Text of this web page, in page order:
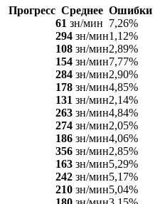
Прогресс Среднее Ошибки
61 зн/мин 7,26%
294 зн/мин1,12%
108 зн/мин2,89%
154 зн/мин7,77%
284 зн/мин2,90%
178 зн/мин4,85%
131 зн/мин2,14%
263 зн/мин4,84%
274 зн/мин2,05%
186 зн/мин4,06%
356 зн/мин2,85%
163 зн/мин5,29%
242 зн/мин5,17%
210 зн/мин5,04%